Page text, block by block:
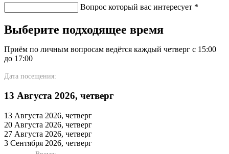
Вопрос который вас интересует *
Выберите подходящее время
Приём по личным вопросам ведётся каждый четверг с 15:00
до 17:00
Дата посещения:
13 Августа 2026, четверг
13 Августа 2026, четверг
20 Августа 2026, четверг
27 Августа 2026, четверг
3 Сентября 2026, четверг